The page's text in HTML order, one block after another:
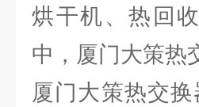
烘干机、热回
中，厦门大策热
厦门大策热交